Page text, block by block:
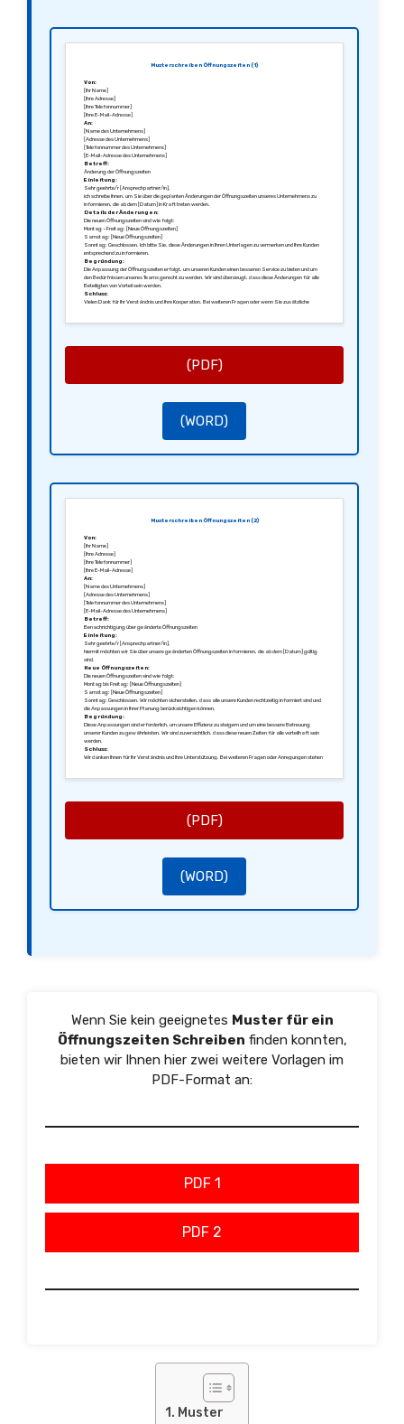
Musterschreiben Öffnungszeiten (1)
Von:
[Ihr Name]
[Ihre Adresse]
[Ihre Telefonnummer]
[Ihre E-Mail-Adresse]
An:
[Name des Unternehmens]
[Adresse des Unternehmens]
[Telefonnummer des Unternehmens]
[E-Mail-Adresse des Unternehmens]
Betreff:
Änderung der Öffnungszeiten
Einleitung:
Sehr geehrte/r [Ansprechpartner/in],
ich schreibe Ihnen, um Sie über die geplanten Änderungen der Öffnungszeiten unseres Unternehmens zu
informieren, die ab dem [Datum] in Kraft treten werden.
Details der Änderungen:
Die neuen Öffnungszeiten sind wie folgt:
Montag – Freitag: [Neue Öffnungszeiten]
Samstag: [Neue Öffnungszeiten]
Sonntag: Geschlossen. Ich bitte Sie, diese Änderungen in Ihren Unterlagen zu vermerken und Ihre Kunden
entsprechend zu informieren.
Begründung:
Die Anpassung der Öffnungszeiten erfolgt, um unseren Kunden einen besseren Service zu bieten und um
den Bedürfnissen unseres Teams gerecht zu werden. Wir sind überzeugt, dass diese Änderungen für alle
Beteiligten von Vorteil sein werden.
Schluss:
Vielen Dank für Ihr Verständnis und Ihre Kooperation. Bei weiteren Fragen oder wenn Sie zusätzliche
(PDF)
(WORD)
Musterschreiben Öffnungszeiten (2)
Von:
[Ihr Name]
[Ihre Adresse]
[Ihre Telefonnummer]
[Ihre E-Mail-Adresse]
An:
[Name des Unternehmens]
[Adresse des Unternehmens]
[Telefonnummer des Unternehmens]
[E-Mail-Adresse des Unternehmens]
Betreff:
Benachrichtigung über geänderte Öffnungszeiten
Einleitung:
Sehr geehrte/r [Ansprechpartner/in],
hiermit möchten wir Sie über unsere geänderten Öffnungszeiten informieren, die ab dem [Datum] gültig
sind.
Neue Öffnungszeiten:
Die neuen Öffnungszeiten sind wie folgt:
Montag bis Freitag: [Neue Öffnungszeiten]
Samstag: [Neue Öffnungszeiten]
Sonntag: Geschlossen. Wir möchten sicherstellen, dass alle unsere Kunden rechtzeitig informiert sind und
die Anpassungen in Ihrer Planung berücksichtigen können.
Begründung:
Diese Anpassungen sind erforderlich, um unsere Effizienz zu steigern und um eine bessere Betreuung
unserer Kunden zu gewährleisten. Wir sind zuversichtlich, dass diese neuen Zeiten für alle vorteilhaft sein
werden.
Schluss:
Wir danken Ihnen für Ihr Verständnis und Ihre Unterstützung. Bei weiteren Fragen oder Anregungen stehen
(PDF)
(WORD)
Wenn Sie kein geeignetes Muster für ein
Öffnungszeiten Schreiben finden konnten,
bieten wir Ihnen hier zwei weitere Vorlagen im
PDF-Format an:
PDF 1
PDF 2
Muster